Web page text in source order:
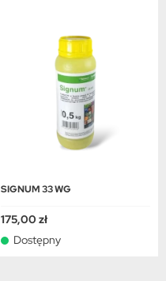
SIGNUM 33 WG
175,00 zł
Dostępny